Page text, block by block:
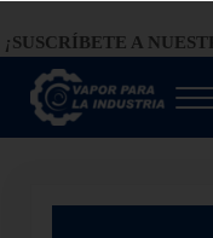
Saltar a la navegación
¡SUSCRÍBETE A
Vapor para la
Gestión Eficiente de los